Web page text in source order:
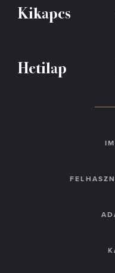
Kikapcs
Hetilap